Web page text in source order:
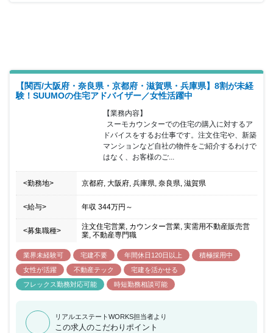
スピード感ある支援を受けることで、 より早く理想の住まいを手に
入れることができます。 ＜クライアントへの提供価値＞ ・他集客
施策と比較しご成約に至る可能性が高く、 効率的に売上・事業成長
志向性まで細かくヒアリングしクライアントへトスアップするた
め、 情報量に加え質の高い情報を提供するため お客様を支援しや
すくなります。 ・担当者からは言いづらいことをカウンターが代理
で 伝達できるので商談をスムーズに進めることができます。 ・ご
成約に至らなかった理由の開示、データをもとにした 課題解決支援
が受けられるのでクライアントの サービス改善に繋げることができ
ます。 ■アドバイザーの役割と介在価値 ・「住宅」購入は人生の中
ンターネットの情報だけで完結することが難しく、 「人」の介在が
す。 ・カウンターは来店する全てのカスタマーに 合ったシナリオ
を描くことができるサービス。 自社の商材に縛られることなく、
多くの選択肢をもって、 最適な提案を中立的に行うことができるた
め、 幸せな住まいを実現したいと思う、 すべての人たちの満足
を実現できる仕事であり その大事な役割を担います。 ◆早期にマ
ネジメント経験を積めるチャンスがあります。 ◆地方エリアを中心
に新規出店を続けている事業であるため、 新店立ち上げの経験を積
受けて アドバイザー業務を遂行頂いているのでご安心ください。
【関西/大阪府・奈良県・京都府・滋賀県・兵庫県】8割が未経
験！SUUMOの住宅アドバイザー／女性活躍中
【業務内容】
ドバイスをするお仕事です。注文住宅や、新築
マンションなど自社の物件をご紹介するわけで
はなく、お客様のご...
<勤務地> 京都府, 大阪府, 兵庫県, 奈良県, 滋賀県
<給与> 年収 344万円 ～
<募集職種>
注文住宅営業, カウンター営業, 実需用不動産販売営
業, 不動産専門職
業界未経験可 宅建不要 年間休日120日以上
積極採用中
女性が活躍
不動産テック
宅建を活かせる
フレックス勤務対応可能
時短勤務相談可能
リアルエステートWORKS担当者より
この求人のこだわりポイント